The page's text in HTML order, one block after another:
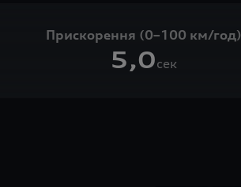
Прискорення (0–100 км/год)
5,0сек